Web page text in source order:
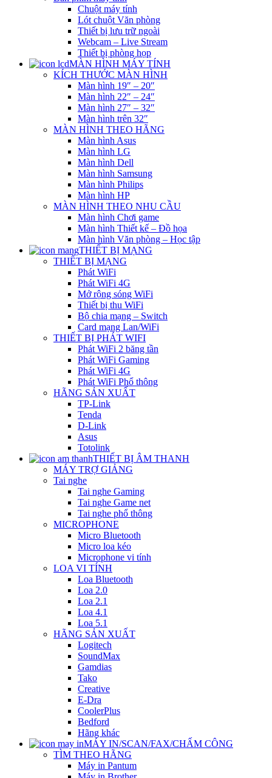
Chuột máy tính
Lót chuột Văn phòng
Thiết bị lưu trữ ngoài
Webcam – Live Stream
Thiết bị phòng họp
MÀN HÌNH MÁY TÍNH
KÍCH THƯỚC MÀN HÌNH
Màn hình 19″ – 20″
Màn hình 22″ – 24″
Màn hình 27″ – 32″
Màn hình trên 32″
MÀN HÌNH THEO HÃNG
Màn hình Asus
Màn hình LG
Màn hình Dell
Màn hình Samsung
Màn hình Philips
Màn hình HP
MÀN HÌNH THEO NHU CẦU
Màn hình Chơi game
Màn hình Thiết kế – Đồ họa
Màn hình Văn phòng – Học tập
THIẾT BỊ MẠNG
THIẾT BỊ MẠNG
Phát WiFi
Phát WiFi 4G
Mở rộng sóng WiFi
Thiết bị thu WiFi
Bộ chia mạng – Switch
Card mạng Lan/WiFi
THIẾT BỊ PHÁT WIFI
Phát WiFi 2 băng tần
Phát WiFi Gaming
Phát WiFi 4G
Phát WiFi Phổ thông
HÃNG SẢN XUẤT
TP-Link
Tenda
D-Link
Asus
Totolink
THIẾT BỊ ÂM THANH
MÁY TRỢ GIẢNG
Tai nghe
Tai nghe Gaming
Tai nghe Game net
Tai nghe phổ thông
MICROPHONE
Micro Bluetooth
Micro loa kéo
Microphone vi tính
LOA VI TÍNH
Loa Bluetooth
Loa 2.0
Loa 2.1
Loa 4.1
Loa 5.1
HÃNG SẢN XUẤT
Logitech
SoundMax
Gamdias
Tako
Creative
E-Dra
CoolerPlus
Bedford
Hãng khác
MÁY IN/SCAN/FAX/CHẤM CÔNG
TÌM THEO HÃNG
Máy in Pantum